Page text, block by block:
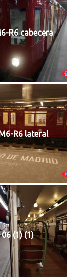
R6 cabecera
R6 lateral
06 (1) (1)